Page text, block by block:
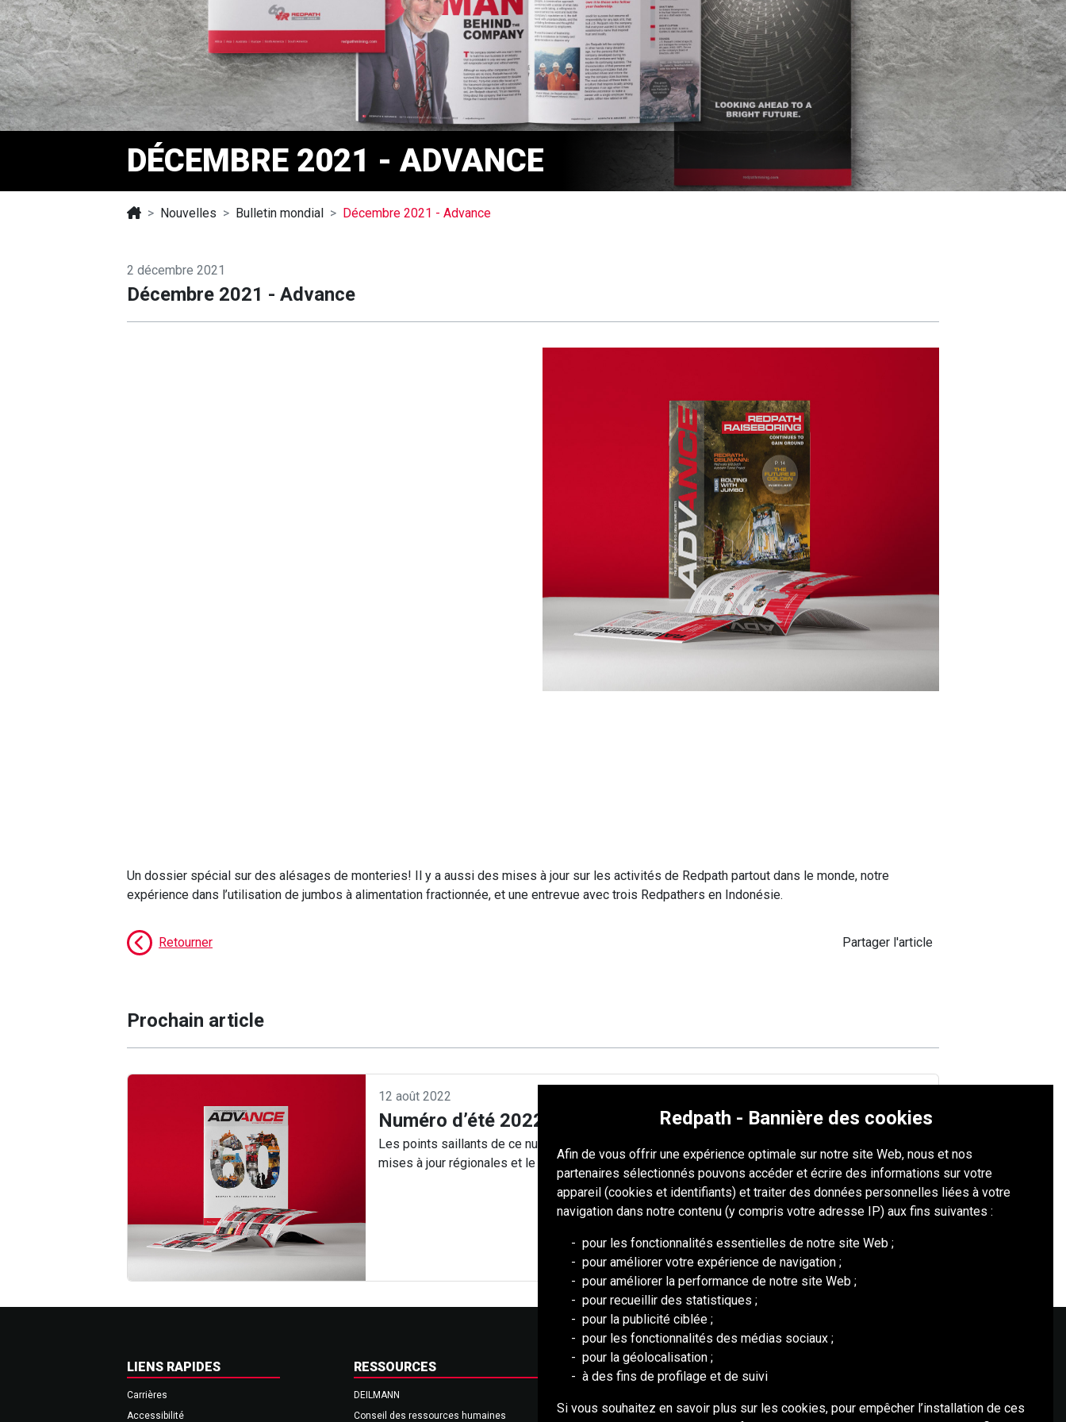
Redpath - Bannière des cookies
Afin de vous offrir une expérience optimale sur notre site Web, nous et nos
partenaires sélectionnés pouvons accéder et écrire des informations sur votre
appareil (cookies et identifiants) et traiter des données personnelles liées à votre
navigation dans notre contenu (y compris votre adresse IP) aux fins suivantes :
pour les fonctionnalités essentielles de notre site Web ;
pour améliorer votre expérience de navigation ;
pour améliorer la performance de notre site Web ;
pour recueillir des statistiques ;
pour la publicité ciblée ;
pour les fonctionnalités des médias sociaux ;
pour la géolocalisation ;
à des fins de profilage et de suivi
Si vous souhaitez en savoir plus sur les cookies, pour empêcher l’installation de ces
DÉCEMBRE 2021 - ADVANCE
Nouvelles Bulletin mondial Décembre 2021 - Advance
2 décembre 2021
Décembre 2021 - Advance
Un dossier spécial sur des alésages de monteries! Il y a aussi des mises à jour sur les activités de Redpath partout dans le monde, notre
expérience dans l’utilisation de jumbos à alimentation fractionnée, et une entrevue avec trois Redpathers en Indonésie.
Retourner Partager l'article
Prochain article
12 août 2022
Numéro d’été 2022 de Advance
Les points saillants de ce numéro comprennent un rapport mondial de Redpath Raiseboring, des
mises à jour régionales et le travail à la première mine entièrement électrique du Canada.
LIENS RAPIDES
Carrières
Accessibilité
RESSOURCES
DEILMANN
Conseil des ressources humaines
Association nationale des mines